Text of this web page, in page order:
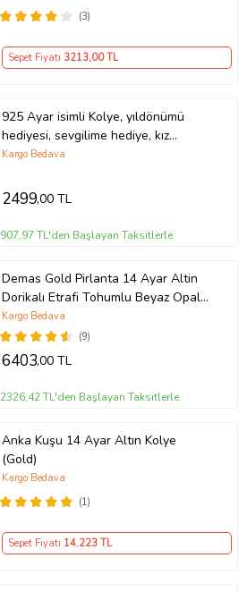
(3)
Sepet Fiyatı 3213,00 TL
925 Ayar isimli Kolye, yıldönümü
hediyesi, sevgilime hediye, kız
arkadaş hediyesi, doğum gününe
farklı hediye, özel hediye, karıma
hediye, kolye hediye
Kargo Bedava
2499,00 TL
907,97 TL'den Başlayan Taksitlerle
Demas Gold Pirlanta 14 Ayar Altin
Dorikalı Etrafi Tohumlu Beyaz Opal
Taşlı Kolye
(9)
Kargo Bedava
6403,00 TL
2326,42 TL'den Başlayan Taksitlerle
Anka Kuşu 14 Ayar Altın Kolye
(Gold)
(1)
Kargo Bedava
Sepet Fiyatı 14.223TL